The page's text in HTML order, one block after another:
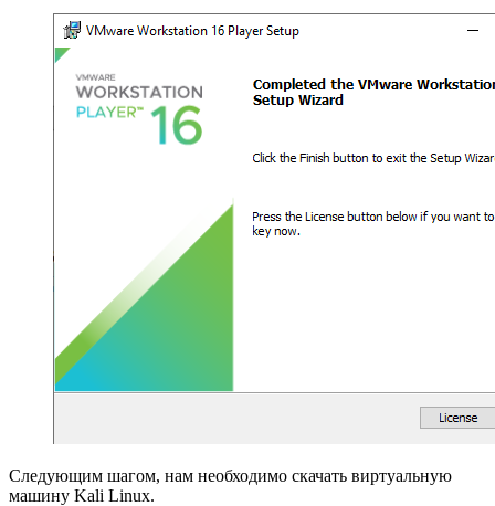
Следующим шагом, нам необходимо скачать виртуальную
машину Kali Linux.